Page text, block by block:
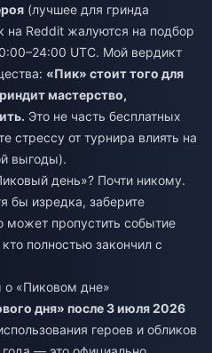
(лучшее для гринда
на Reddit жалуются на подбор
UTC. Мой вердикт
«Пик» стоит того для
мастерство,
Это не часть бесплатных
стрессу от турнира влиять на
выгоды).
день»? Почти никому.
бы изредка, заберите
может пропустить событие
полностью закончил с
о «Пиковом дне»
дня» после 3 июля 2026
героев и обликов